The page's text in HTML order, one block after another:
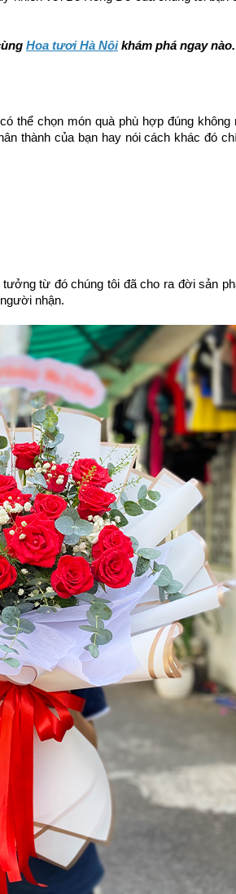
Hoa tươi Hà Nội khám phá ngay nào.
thể chọn món quà phù hợp đúng không
thành của bạn hay nói cách khác đó
từ đó chúng tôi đã cho ra đời sản
nhận.